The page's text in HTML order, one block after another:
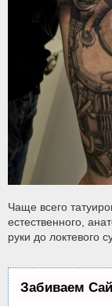
Чаще всего
естественного,
руки до локтевого
Забиваем